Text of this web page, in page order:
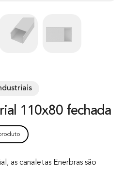
110x80 fechada
as canaletas Enerbras são